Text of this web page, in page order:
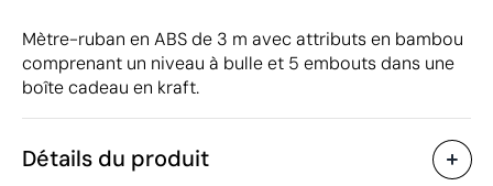
Mètre-ruban en ABS de 3 m avec attributs en bambou
comprenant un niveau à bulle et 5 embouts dans une
boîte cadeau en kraft.
Détails du produit